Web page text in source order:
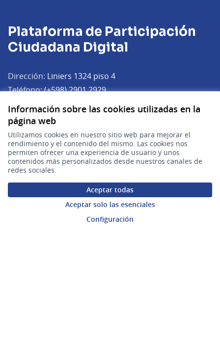
Información sobre las cookies utilizadas en la
página web
Utilizamos cookies en nuestro sitio web para mejorar el
rendimiento y el contenido del mismo. Las cookies nos
permiten ofrecer una experiencia de usuario y unos
contenidos más personalizados desde nuestros canales de
redes sociales.
Aceptar todas
Aceptar solo las esenciales
Configuración
Plataforma de Participación
Ciudadana Digital
Dirección: Liniers 1324 piso 4
Teléfono:(+598) 2901 2929
Correo electrónico:
plataforma.participacion@agesic.gub.uy(Abrir en una
Horario de atención:
Lunes a viernes de 9:30 a 17:30 hs.
Plataforma de Participación Ciudadana Digital en X
(Enlace externo)
Plataforma de Participación Ciudadana Digital en Facebook
(Enlace externo)
Plataforma de Participación Ciudadana Digital en
(Enlace externo)
Participá
Inicio